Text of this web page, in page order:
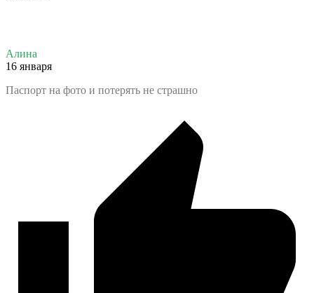
Алина
16 января
Паспорт на фото и потерять не страшно